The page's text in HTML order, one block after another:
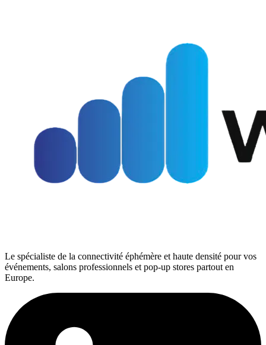
Le spécialiste de la connectivité éphémère et haute densité pour vos
événements, salons professionnels et pop-up stores partout en
Europe.